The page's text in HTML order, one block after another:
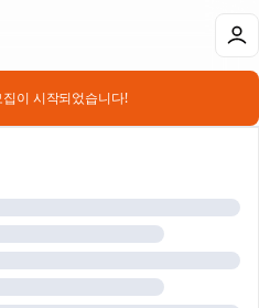
집이 시작되었습니다!